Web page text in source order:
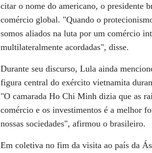
citar o nome do americano, o presidente
comércio global. "Quando o
somos aliados na luta por um comércio
multilateralmente acordadas", disse.
Durante seu discurso, Lula ainda
figura central do exército vietnamita
"O camarada Ho Chi Minh dizia que as
comércio e os investimentos é a melhor
nossas sociedades", afirmou o brasileiro.
Em coletiva no fim da visita ao país da